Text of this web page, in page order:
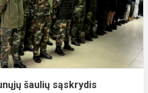
šaulių sąskrydis